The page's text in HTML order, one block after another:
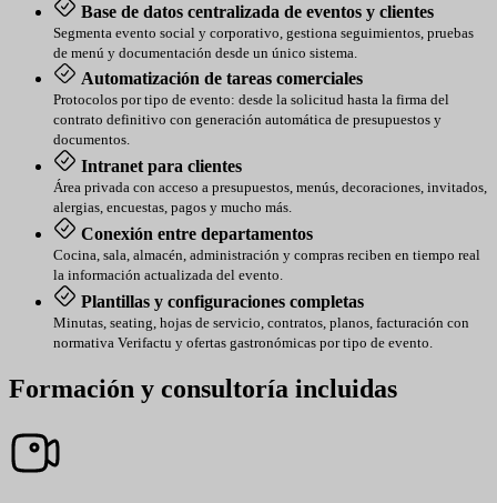
Base de datos centralizada de eventos y clientes
Segmenta evento social y corporativo, gestiona seguimientos, pruebas
de menú y documentación desde un único sistema.
Automatización de tareas comerciales
Protocolos por tipo de evento: desde la solicitud hasta la firma del
contrato definitivo con generación automática de presupuestos y
documentos.
Intranet para clientes
Área privada con acceso a presupuestos, menús, decoraciones, invitados,
alergias, encuestas, pagos y mucho más.
Conexión entre departamentos
Cocina, sala, almacén, administración y compras reciben en tiempo real
la información actualizada del evento.
Plantillas y configuraciones completas
Minutas, seating, hojas de servicio, contratos, planos, facturación con
normativa Verifactu y ofertas gastronómicas por tipo de evento.
Formación y consultoría incluidas